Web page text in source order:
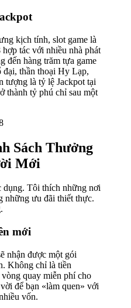
kịch tính, slot game là
tác với nhiều nhà phát
đến hàng trăm tựa game
đại, thần thoại Hy Lạp,
là tỷ lệ Jackpot tại
thành tỷ phú chỉ sau một
Sách Thưởng
Mới
dụng. Tôi thích những nơi
những ưu đãi thiết thực.
mới
nhận được một gói
Không chỉ là tiền
quay miễn phí cho
để bạn «làm quen» với
vốn.